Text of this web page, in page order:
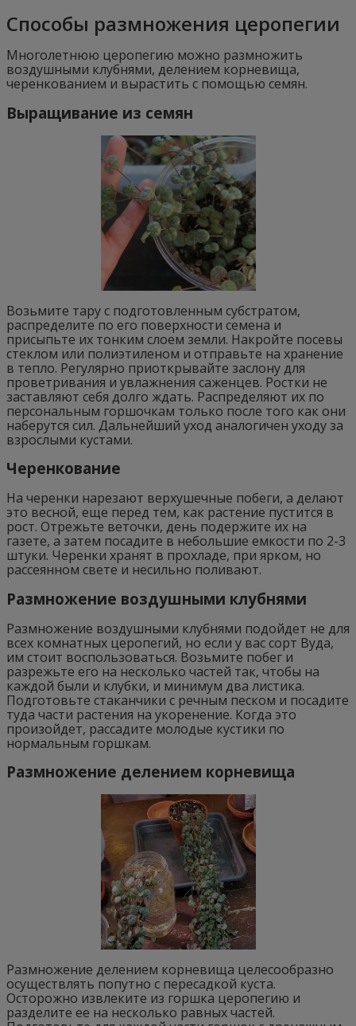
Способы размножения церопегии
Многолетнюю церопегию можно размножить
воздушными клубнями, делением корневища,
черенкованием и вырастить с помощью семян.
Выращивание из семян
Возьмите тару с подготовленным субстратом,
распределите по его поверхности семена и
присыпьте их тонким слоем земли. Накройте посевы
стеклом или полиэтиленом и отправьте на хранение
в тепло. Регулярно приоткрывайте заслону для
проветривания и увлажнения саженцев. Ростки не
заставляют себя долго ждать. Распределяют их по
персональным горшочкам только после того как они
наберутся сил. Дальнейший уход аналогичен уходу за
взрослыми кустами.
Черенкование
На черенки нарезают верхушечные побеги, а делают
это весной, еще перед тем, как растение пустится в
рост. Отрежьте веточки, день подержите их на
газете, а затем посадите в небольшие емкости по 2-3
штуки. Черенки хранят в прохладе, при ярком, но
рассеянном свете и несильно поливают.
Размножение воздушными клубнями
Размножение воздушными клубнями подойдет не для
всех комнатных церопегий, но если у вас сорт Вуда,
им стоит воспользоваться. Возьмите побег и
разрежьте его на несколько частей так, чтобы на
каждой были и клубки, и минимум два листика.
Подготовьте стаканчики с речным песком и посадите
туда части растения на укоренение. Когда это
произойдет, рассадите молодые кустики по
нормальным горшкам.
Размножение делением корневища
Размножение делением корневища целесообразно
осуществлять попутно с пересадкой куста.
Осторожно извлеките из горшка церопегию и
разделите ее на несколько равных частей.